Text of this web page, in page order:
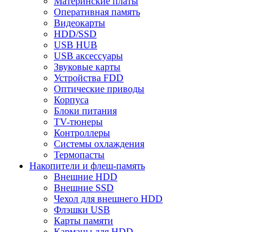
Оперативная память
Видеокарты
HDD/SSD
USB HUB
USB аксессуары
Звуковые карты
Устройства FDD
Оптические приводы
Корпуса
Блоки питания
TV-тюнеры
Контроллеры
Системы охлаждения
Термопасты
Накопители и флеш-память
Внешние HDD
Внешние SSD
Чехол для внешнего HDD
Флэшки USB
Карты памяти